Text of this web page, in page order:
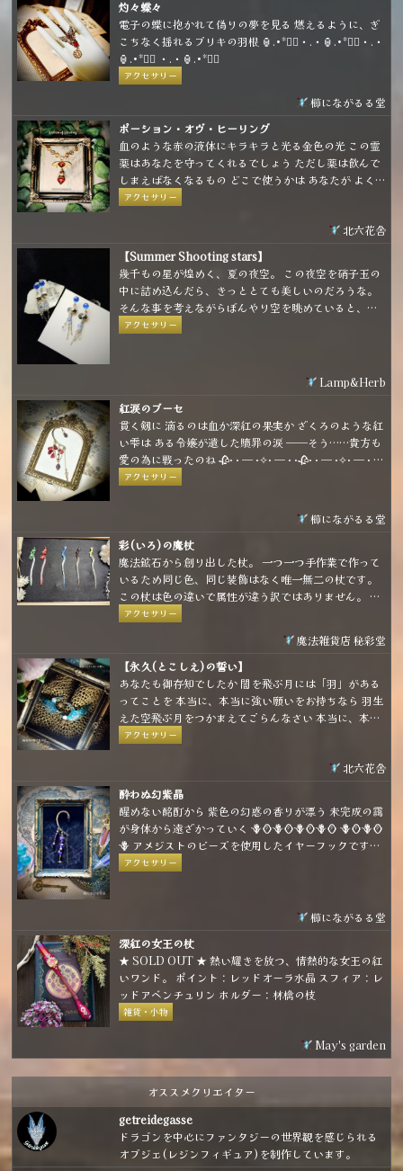
きます。
灼々蝶々
電子の蝶に抱かれて偽りの夢を見る 燃えるように、ぎ
こちなく揺れるブリキの羽根 🏮.•*❤️‍🔥・.・🏮.•*❤️‍🔥・.・
🏮.•*❤️‍🔥 ・.・🏮.•*❤️‍🔥
アクセサリー
櫛にながるる堂
ポーション・オヴ・ヒーリング
血のような赤の液体にキラキラと光る金色の光 この霊
薬はあなたを守ってくれるでしょう ただし薬は飲んで
しまえばなくなるもの どこで使うかは あなたが よく
考えて…
アクセサリー
北六花舎
【Summer Shooting stars】
幾千もの星が煌めく、夏の夜空。 この夜空を硝子玉の
中に詰め込んだら、きっととても美しいのだろうな。
そんな事を考えながらぼんやり空を眺めていると、白
や青の星がひとつふたつ、きらりと輝いて流れて行っ
アクセサリー
Lamp&Herb
紅涙のブーセ
貫く剱に 滴るのは血か深紅の果実か ざくろのような紅
い雫は ある令嬢が遺した贖罪の涙 ──そう……貴方も
愛の為に戦ったのね 🥀· · ─ ·✧· ─ · ·🥀· · ─ ·✧· ─ · ·
🥀 柘榴モチーフのイヤーフックです ベースが柔らかいアクセサリー
櫛にながるる堂
彩(いろ)の魔杖
魔法鉱石から創り出した杖。 一つ一つ手作業で作って
いるため同じ色、同じ装飾はなく唯一無二の杖です。
この杖は色の違いで属性が違う訳ではありません。 使
用者を惹き寄せ、幸せへ導くための色の違いです。
れる色って人によって違うよね」ということを言いた
かったです💦)
アクセサリー
魔法雑貨店 秘彩堂
【永久(とこしえ)の誓い】
あなたも御存知でしたか 闇を飛ぶ月には「羽」がある
ってことを 本当に、本当に強い願いをお持ちなら 羽生
えた空飛ぶ月をつかまえてごらんなさい 本当に、本当
に強い願いなら 月はその願いを叶えてくれるでしょう
アクセサリー
北六花舎
酔わぬ幻紫晶
醒めない酩酊から 紫色の幻惑の香りが漂う 未完成の靄
が身体から遠ざかっていく 🪻🪞🪻🪞🪻🪞🪻🪞 🪻🪞🪻🪞
🪻 アメジストのビーズを使用したイヤーフックです。
パープルとゴールドの組み合わせで煌びやかな雰囲気
アクセサリー
櫛にながるる堂
深紅の女王の杖
★ SOLD OUT ★ 熱い耀きを放つ、情熱的な女王の紅
いワンド。 ポイント：レッドオーラ水晶 スフィア：レ
ッドアベンチュリン ホルダー：林檎の枝
雑貨・小物
May's garden
オススメクリエイター
getreidegasse
ドラゴンを中心にファンタジーの世界観を感じられる
オブジェ(レジンフィギュア)を制作しています。